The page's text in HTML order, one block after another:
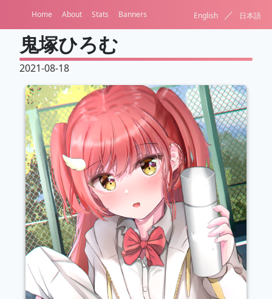
Home About Stats Banners English ／ 日本語
鬼塚ひろむ
2021-08-18